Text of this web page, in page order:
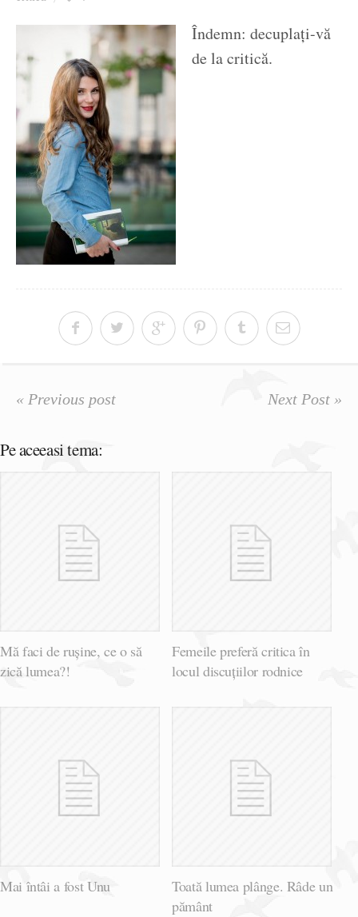
Ziua culorii
Îndemn: decuplați-vă
de la critică.
« Previous post Next Post »
Pe aceeasi tema:
Mă faci de rușine, ce o să
zică lumea?!
Femeile preferă critica în
locul discuțiilor rodnice
Mai întâi a fost Unu
Toată lumea plânge. Râde un
pământ